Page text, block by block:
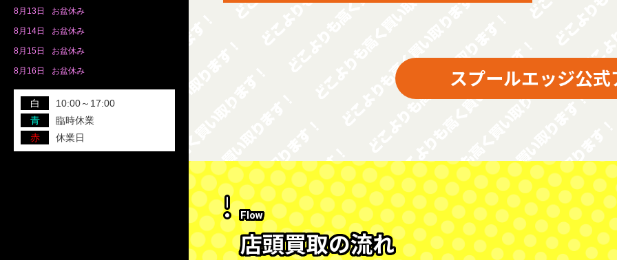
8月 13日 お盆休み
8月 14日 お盆休み
8月 15日 お盆休み
8月 16日 お盆休み
白
10:00～17:00
青
臨時休業
赤
休業日
スプールエッジ公
Flow
店頭買取の流れ